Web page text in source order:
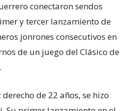
conectaron sendos
y tercer lanzamiento de
jonrones consecutivos en
de un juego del Clásico de
de 22 años, se hizo